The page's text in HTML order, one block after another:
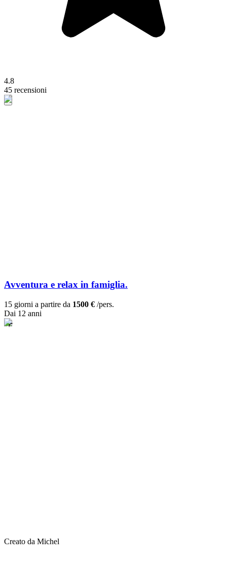
4.8
45 recensioni
Avventura e relax in famiglia.
15 giorni a partire da 1500 € /pers.
Dai 12 anni
Creato da Michel